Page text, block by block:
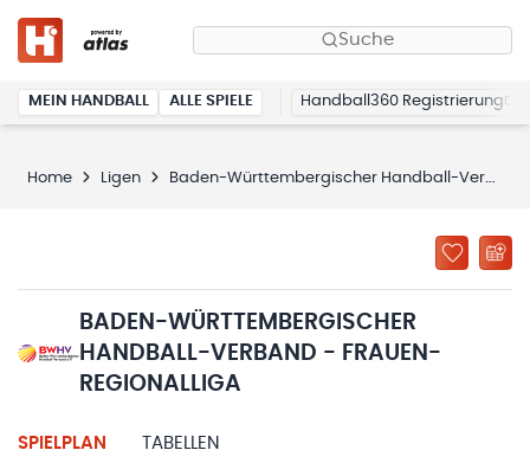
Suche
MEIN HANDBALL ALLE SPIELE Handball360 Registrierung
Home Ligen Baden-Württembergischer Handball-Verband - Frauen-Regionalliga
BADEN-WÜRTTEMBERGISCHER
HANDBALL-VERBAND - FRAUEN-
REGIONALLIGA
SPIELPLAN TABELLEN